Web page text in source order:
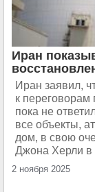
Иран
Иран заявил,
к
пока не
все объекты,
дом, в свою
Джона Херли в
2 ноября 2025